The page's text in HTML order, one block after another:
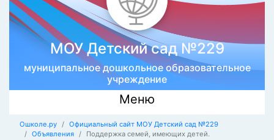
МОУ Детский сад №229
муниципальное дошкольное образовательное
учреждение
Меню
Ошколе.ру
Официальный сайт МОУ Детский сад №229
Объявления
Поддержка семей, имеющих детей.